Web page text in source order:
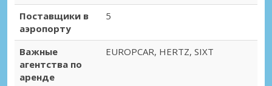
Поставщики в
аэропорту
5
Важные
агентства по
аренде
EUROPCAR, HERTZ, SIXT